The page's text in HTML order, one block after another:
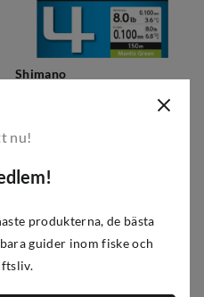
Shimano
discounted
original
7 varianter
nu!
produkterna, de bästa
guider inom fiske och